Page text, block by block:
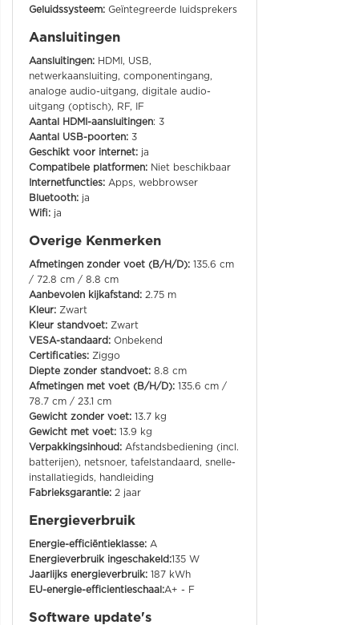
Geluidssysteem: Geïntegreerde luidsprekers
Aansluitingen
Aansluitingen: HDMI, USB,
netwerkaansluiting, componentingang,
analoge audio-uitgang, digitale audio-
uitgang (optisch), RF, IF
Aantal HDMI-aansluitingen: 3
Aantal USB-poorten: 3
Geschikt voor internet: ja
Compatibele platformen: Niet beschikbaar
Internetfuncties: Apps, webbrowser
Bluetooth: ja
Wifi: ja
Overige Kenmerken
Afmetingen zonder voet (B/H/D): 135.6 cm
/ 72.8 cm / 8.8 cm
Aanbevolen kijkafstand: 2.75 m
Kleur: Zwart
Kleur standvoet: Zwart
VESA-standaard: Onbekend
Certificaties: Ziggo
Diepte zonder standvoet: 8.8 cm
Afmetingen met voet (B/H/D): 135.6 cm /
78.7 cm / 23.1 cm
Gewicht zonder voet: 13.7 kg
Gewicht met voet: 13.9 kg
Verpakkingsinhoud: Afstandsbediening (incl.
batterijen), netsnoer, tafelstandaard, snelle-
installatiegids, handleiding
Fabrieksgarantie: 2 jaar
Energieverbruik
Energie-efficiëntieklasse: A
Energieverbruik ingeschakeld:135 W
Jaarlijks energieverbruik: 187 kWh
EU-energie-efficientieschaal:A+ - F
Software update's